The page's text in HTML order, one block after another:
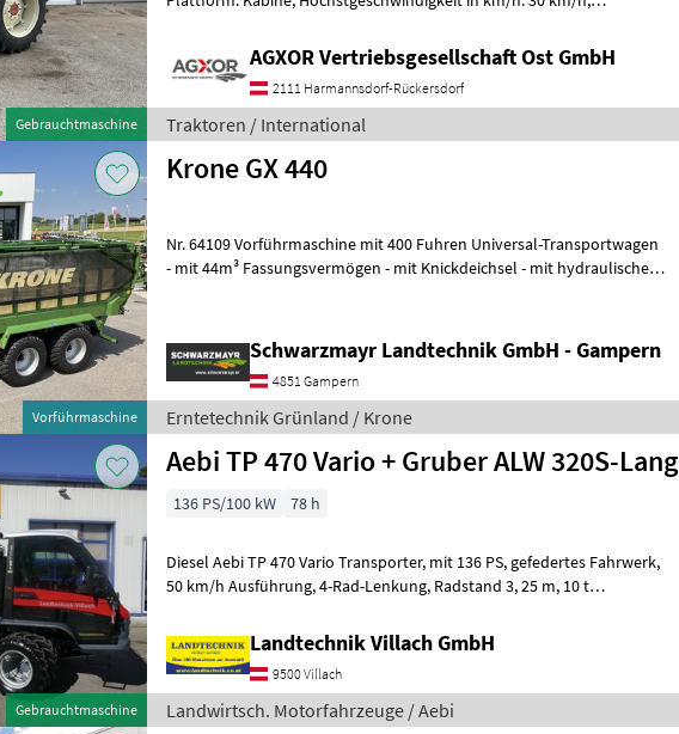
Gebrauchtmaschine
AGXOR Vertriebsgesellschaft Ost GmbH
2111 Harmannsdorf-Rückersdorf
Traktoren / International
Vorführmaschine
Krone GX 440
Nr. 64109 Vorführmaschine mit 400 Fuhren Universal-Transportwagen
- mit 44m³ Fassungsvermögen - mit Knickdeichsel - mit hydraulischer
Schwarzmayr Landtechnik GmbH - Gampern
4851 Gampern
Erntetechnik Grünland / Krone
Gebrauchtmaschine
Aebi TP 470 Vario + Gruber ALW 320S-Lang
136 PS/100 kW 78 h
Diesel Aebi TP 470 Vario Transporter, mit 136 PS, gefedertes Fahrwerk,
50 km/h Ausführung, 4-Rad-Lenkung, Radstand 3, 25 m, 10 t
Landtechnik Villach GmbH
9500 Villach
Landwirtsch. Motorfahrzeuge / Aebi